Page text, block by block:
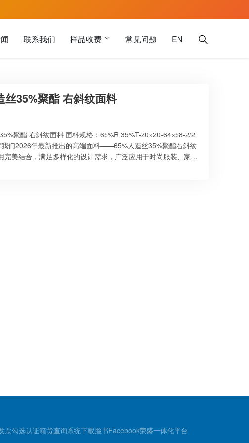
联系我们 样品收费 常见问题 EN
丝35%聚酯 右斜纹面料
聚酯 右斜纹面料 面料规格：65%R 35%T-20×20-64×58-2/2
们2026年最新推出的高端面料——65%人造丝35%聚酯右斜纹
完美结合，满足多样化的设计需求，广泛应用于时尚服装、家居
票勾选认证箱货查询系统下载脸书Facebook荣盛一体化平台